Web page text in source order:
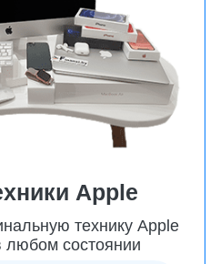
Аpple
технику Apple
любом состоянии